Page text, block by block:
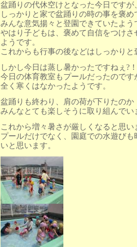
盆踊りの代休空けとなった今日ですが
しっかりと家で盆踊りの時の事を褒
みんな意気揚々と登園できていたよう
やはり子どもは、褒めて自信をつけ
ようです。
これからも行事の後などはしっかり
しかし今日は蒸し暑かったですねぇ?！
今日の体育教室もプールだったのです
全く寒くはなかったようです。
盆踊りも終わり、肩の荷が下りたのか
みんなとても楽しそうに取り組んでい
これから増々暑さが厳しくなると思い
プールだけでなく、園庭での水遊び
いと思います。